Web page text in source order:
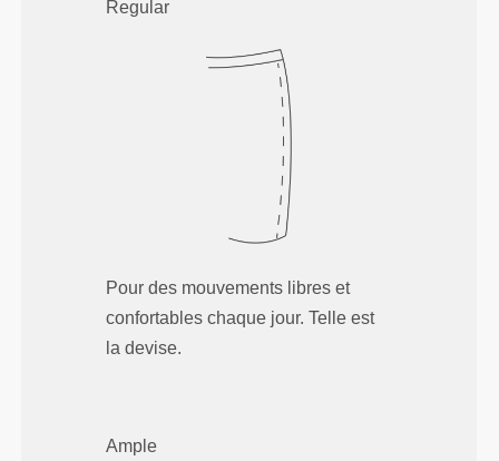
Regular
Pour des mouvements libres et
confortables chaque jour. Telle est
la devise.
Ample